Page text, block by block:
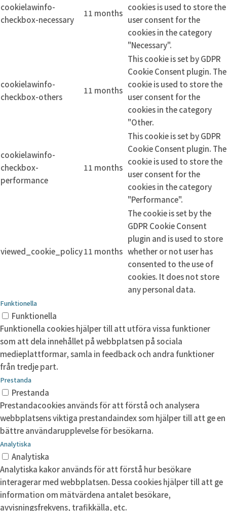
cookielawinfo-
checkbox-necessary
11 months
cookies is used to store the
user consent for the
cookies in the category
"Necessary".
cookielawinfo-
checkbox-others
11 months
This cookie is set by GDPR
Cookie Consent plugin. The
cookie is used to store the
user consent for the
cookies in the category
"Other.
cookielawinfo-
checkbox-
performance
11 months
This cookie is set by GDPR
Cookie Consent plugin. The
cookie is used to store the
user consent for the
cookies in the category
"Performance".
viewed_cookie_policy11 months
The cookie is set by the
GDPR Cookie Consent
plugin and is used to store
whether or not user has
consented to the use of
cookies. It does not store
any personal data.
Funktionella
Funktionella
Funktionella cookies hjälper till att utföra vissa funktioner
som att dela innehållet på webbplatsen på sociala
medieplattformar, samla in feedback och andra funktioner
från tredje part.
Prestanda
Prestanda
Prestandacookies används för att förstå och analysera
webbplatsens viktiga prestandaindex som hjälper till att ge en
bättre användarupplevelse för besökarna.
Analytiska
Analytiska
Analytiska kakor används för att förstå hur besökare
interagerar med webbplatsen. Dessa cookies hjälper till att ge
information om mätvärdena antalet besökare,
avvisningsfrekvens, trafikkälla, etc.